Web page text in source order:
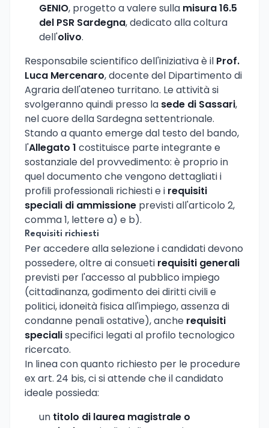
GENIO, progetto a valere sulla misura 16.5
del PSR Sardegna, dedicato alla coltura
dell'olivo.
Responsabile scientifico dell'iniziativa è il Prof.
Luca Mercenaro, docente del Dipartimento di
Agraria dell'ateneo turritano. Le attività si
svolgeranno quindi presso la sede di Sassari,
nel cuore della Sardegna settentrionale.
Stando a quanto emerge dal testo del bando,
l'Allegato 1 costituisce parte integrante e
sostanziale del provvedimento: è proprio in
quel documento che vengono dettagliati i
profili professionali richiesti e i requisiti
speciali di ammissione previsti all'articolo 2,
comma 1, lettere a) e b).
Requisiti richiesti
Per accedere alla selezione i candidati devono
possedere, oltre ai consueti requisiti generali
previsti per l'accesso al pubblico impiego
(cittadinanza, godimento dei diritti civili e
politici, idoneità fisica all'impiego, assenza di
condanne penali ostative), anche requisiti
specialispecifici legati al profilo tecnologico
ricercato.
In linea con quanto richiesto per le procedure
ex art. 24 bis, ci si attende che il candidato
ideale possieda:
un titolo di laurea magistrale o